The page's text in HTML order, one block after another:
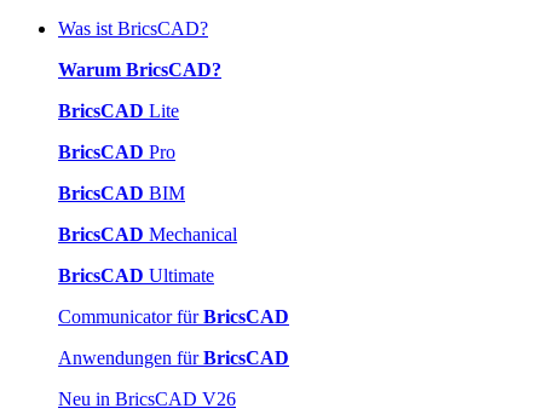
Was ist BricsCAD?
Warum BricsCAD?
BricsCAD Lite
BricsCAD Pro
BricsCAD BIM
BricsCAD Mechanical
BricsCAD Ultimate
Communicator fürBricsCAD
Anwendungen fürBricsCAD
Neu in BricsCAD V26